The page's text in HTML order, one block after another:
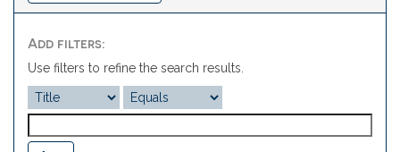
Add filters:
Use filters to refine the search results.